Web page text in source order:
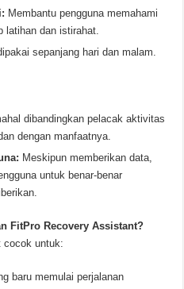
Membantu pengguna memahami
latihan dan istirahat.
sepanjang hari dan malam.
dibandingkan pelacak aktivitas
dengan manfaatnya.
Meskipun memberikan data,
untuk benar-benar
FitPro Recovery Assistant?
cocok untuk:
baru memulai perjalanan